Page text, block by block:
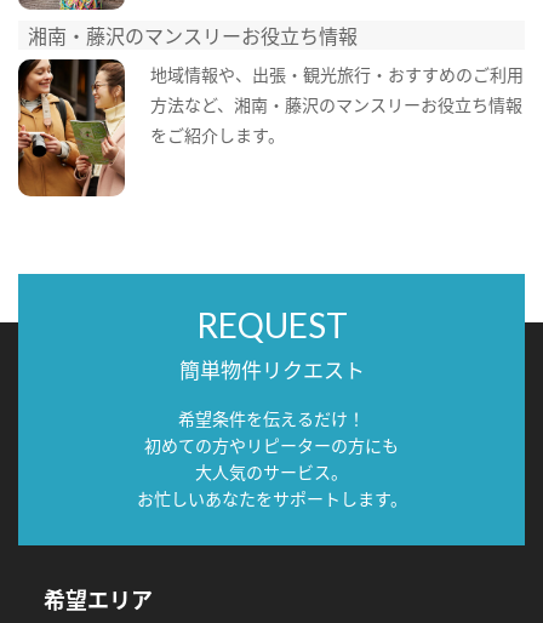
湘南・藤沢のマンスリーお役立ち情報
地域情報や、出張・観光旅行・おすすめのご利用
方法など、湘南・藤沢のマンスリーお役立ち情報
をご紹介します。
REQUEST
簡単物件リクエスト
希望条件を伝えるだけ！
初めての方やリピーターの方にも
大人気のサービス。
お忙しいあなたをサポートします。
希望エリア